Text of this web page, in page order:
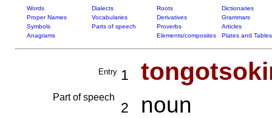
Words Dialects Roots
Dictionaries
Proper Names
Vocabularies Derivatives
Grammars
Symbols
Parts of speech Proverbs
Articles
Anagrams
Elements/composites Plates and Tables
Entry 1
Part of speech
2 noun